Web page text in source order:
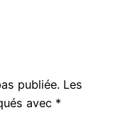
publiée. Les
avec *